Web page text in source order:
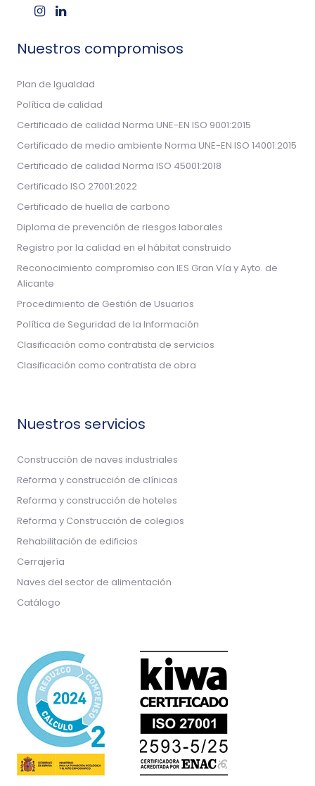
Nuestros compromisos
Plan de Igualdad
Política de calidad
Certificado de calidad Norma UNE-EN ISO 9001:2015
Certificado de medio ambiente Norma UNE-EN ISO 14001:2015
Certificado de calidad Norma ISO 45001:2018
Certificado ISO 27001:2022
Certificado de huella de carbono
Diploma de prevención de riesgos laborales
Registro por la calidad en el hábitat construido
Reconocimiento compromiso con IES Gran Vía y Ayto. de
Alicante
Procedimiento de Gestión de Usuarios
Política de Seguridad de la Información
Clasificación como contratista de servicios
Clasificación como contratista de obra
Nuestros servicios
Construcción de naves industriales
Reforma y construcción de clínicas
Reforma y construcción de hoteles
Reforma y Construcción de colegios
Rehabilitación de edificios
Cerrajería
Naves del sector de alimentación
Catálogo